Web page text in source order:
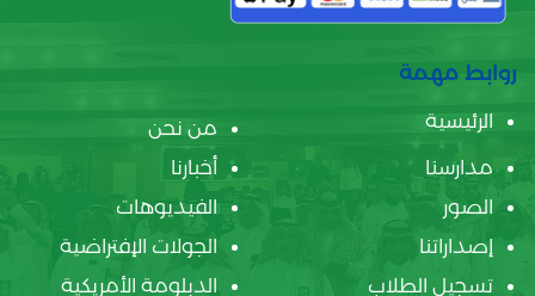
روابط مهمة
الرئيسية
من نحن
مدارسنا
أخبارنا
الصور
الفيديوهات
إصداراتنا
الجولات الإفتراضية
تسجيل الطلاب
الدبلومة الأمريكية